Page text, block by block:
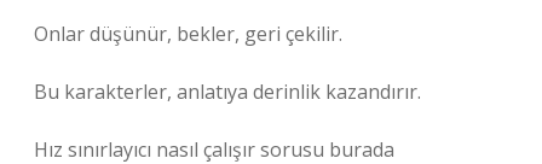
Onlar düşünür, bekler, geri çekilir.
Bu karakterler, anlatıya derinlik kazandırır.
Hız sınırlayıcı nasıl çalışır sorusu burada